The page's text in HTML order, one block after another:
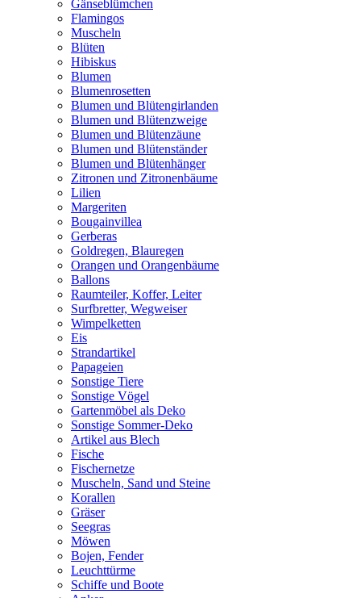
Gänseblümchen
Flamingos
Muscheln
Blüten
Hibiskus
Blumen
Blumenrosetten
Blumen und Blütengirlanden
Blumen und Blütenzweige
Blumen und Blütenzäune
Blumen und Blütenständer
Blumen und Blütenhänger
Zitronen und Zitronenbäume
Lilien
Margeriten
Bougainvillea
Gerberas
Goldregen, Blauregen
Orangen und Orangenbäume
Ballons
Raumteiler, Koffer, Leiter
Surfbretter, Wegweiser
Wimpelketten
Eis
Strandartikel
Papageien
Sonstige Tiere
Sonstige Vögel
Gartenmöbel als Deko
Sonstige Sommer-Deko
Artikel aus Blech
Fische
Fischernetze
Muscheln, Sand und Steine
Korallen
Gräser
Seegras
Möwen
Bojen, Fender
Leuchttürme
Schiffe und Boote